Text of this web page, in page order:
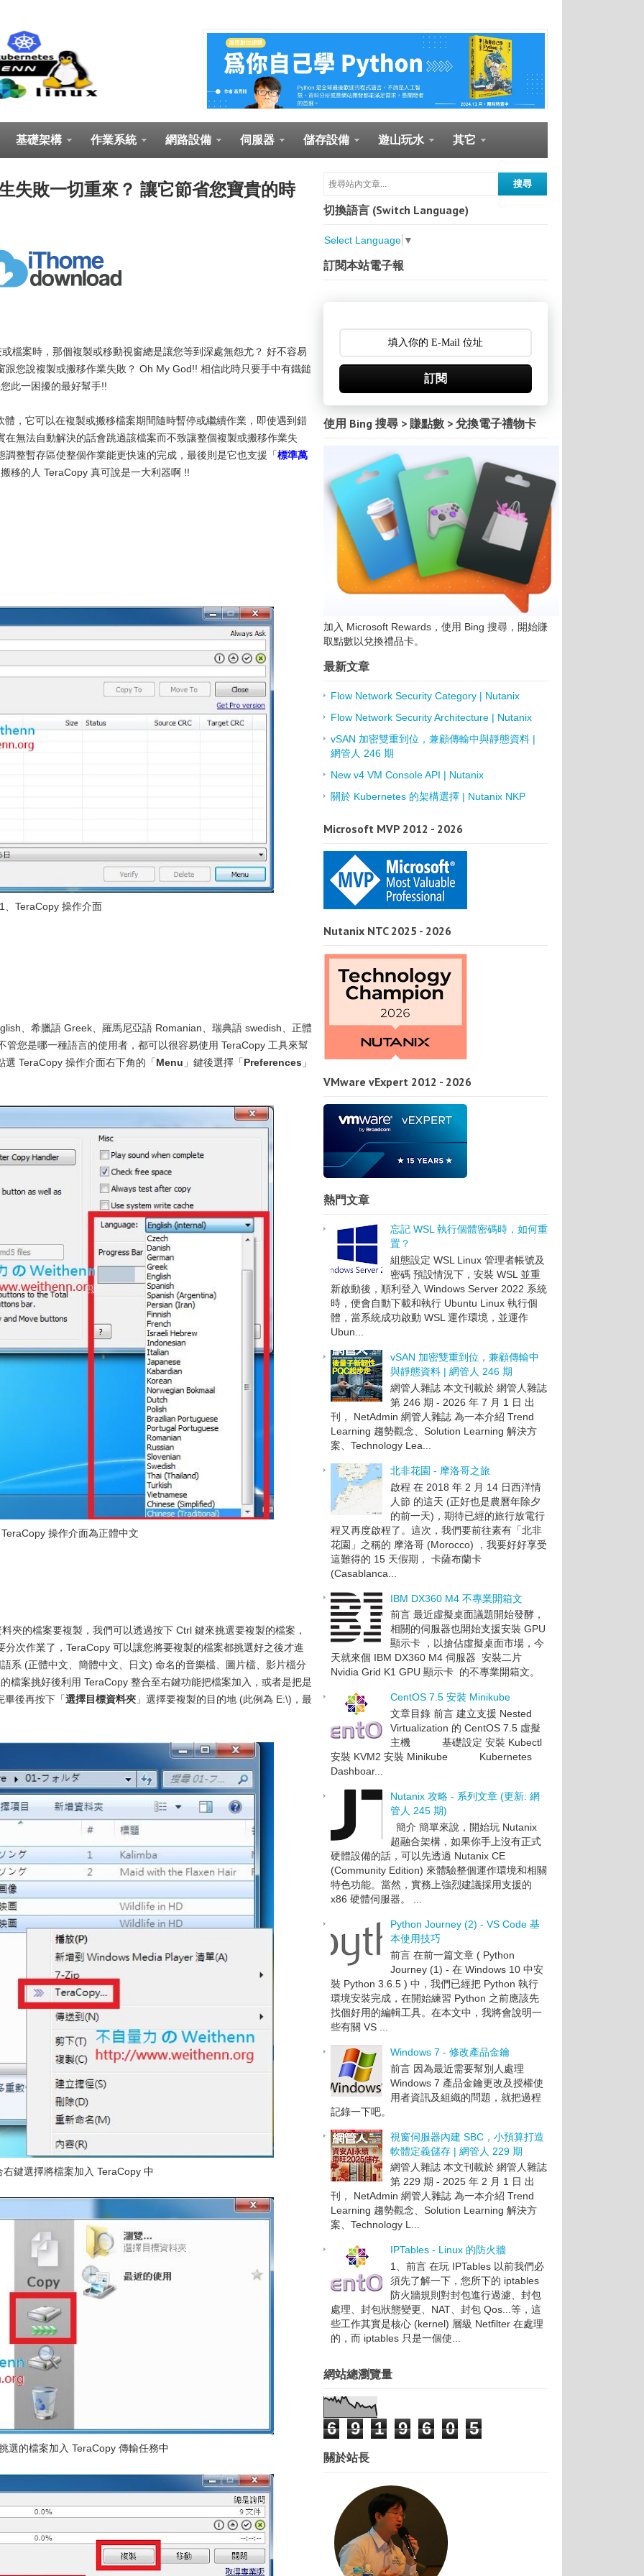
基礎架構 作業系統 網路設備 伺服器 儲存設備 遊山玩水 其它
失敗一切重來？ 讓它節省您寶貴的時
檔案時，那個複製或移動視窗總是讓您等到深處無怨尤？ 好不容易
您說複製或搬移作業失敗？ Oh My God!! 相信此時只要手中有鐵鎚
此一困擾的最好幫手!!
，它可以在複製或搬移檔案期間隨時暫停或繼續作業，即使遇到錯
無法自動解決的話會跳過該檔案而不致讓整個複製或搬移作業失
整暫存區使整個作業能更快速的完成，最後則是它也支援「標準萬
移的人 TeraCopy 真可說是一大利器啊 !!
、TeraCopy 操作介面
、希臘語 Greek、羅馬尼亞語 Romanian、瑞典語 swedish、正體
管您是哪一種語言的使用者，都可以很容易使用 TeraCopy 工具來幫
TeraCopy 操作介面右下角的「Menu 」鍵後選擇「Preferences 」
操作介面為正體中文
夾的檔案要複製，我們可以透過按下 Ctrl 鍵來挑選要複製的檔案，
次作業了，TeraCopy 可以讓您將要複製的檔案都挑選好之後才進
系 (正體中文、簡體中文、日文) 命名的音樂檔、圖片檔、影片檔分
檔案挑好後利用 TeraCopy 整合至右鍵功能把檔案加入，或者是把是
畢後再按下「選擇目標資料夾 」選擇要複製的目的地 (此例為 E:\)，最
鍵選擇將檔案加入 TeraCopy 中
選的檔案加入 TeraCopy 傳輸任務中
切換語言 (Switch Language)
Select Language ▼
訂閱本站電子報
訂閱
使用 Bing 搜尋 > 賺點數 > 兌換電子禮物卡
加入 Microsoft Rewards，使用 Bing 搜尋，開始賺
取點數以兌換禮品卡。
最新文章
Flow Network Security Category | Nutanix
Flow Network Security Architecture | Nutanix
vSAN 加密雙重到位，兼顧傳輸中與靜態資料 |
網管人 246 期
New v4 VM Console API | Nutanix
關於 Kubernetes 的架構選擇 | Nutanix NKP
Microsoft MVP 2012 - 2026
Nutanix NTC 2025 - 2026
VMware vExpert 2012 - 2026
熱門文章
忘記 WSL 執行個體密碼時，如何重
置？
組態設定 WSL Linux 管理者帳號及
密碼 預設情況下，安裝 WSL 並重
新啟動後，順利登入 Windows Server 2022 系統
時，便會自動下載和執行 Ubuntu Linux 執行個
體，當系統成功啟動 WSL 運作環境，並運作
Ubun...
vSAN 加密雙重到位，兼顧傳輸中
與靜態資料 | 網管人 246 期
網管人雜誌 本文刊載於 網管人雜誌
第 246 期 - 2026 年 7 月 1 日 出
刊， NetAdmin 網管人雜誌 為一本介紹 Trend
Learning 趨勢觀念、Solution Learning 解決方
案、Technology Lea...
北非花園 - 摩洛哥之旅
啟程 在 2018 年 2 月 14 日西洋情
人節 的這天 (正好也是農曆年除夕
的前一天)，期待已經的旅行放電行
程又再度啟程了。這次，我們要前往素有「北非
花園」之稱的 摩洛哥 (Morocco) ，我要好好享受
這難得的 15 天假期， 卡薩布蘭卡
(Casablanca...
IBM DX360 M4 不專業開箱文
前言 最近虛擬桌面議題開始發酵，
相關的伺服器也開始支援安裝 GPU
顯示卡 ，以搶佔虛擬桌面市場，今
天就來個 IBM DX360 M4 伺服器 安裝二片
Nvidia Grid K1 GPU 顯示卡 的不專業開箱文。
CentOS 7.5 安裝 Minikube
文章目錄 前言 建立支援 Nested
Virtualization 的 CentOS 7.5 虛擬
主機 基礎設定 安裝 Kubectl
安裝 KVM2 安裝 Minikube Kubernetes
Dashboar...
Nutanix 攻略 - 系列文章 (更新: 網
管人 245 期)
簡介 簡單來說，開始玩 Nutanix
超融合架構，如果你手上沒有正式
硬體設備的話，可以先透過 Nutanix CE
(Community Edition) 來體驗整個運作環境和相關
特色功能。當然，實務上強烈建議採用支援的
x86 硬體伺服器。 ...
Python Journey (2) - VS Code 基
本使用技巧
前言 在前一篇文章 ( Python
Journey (1) - 在 Windows 10 中安
裝 Python 3.6.5 ) 中，我們已經把 Python 執行
環境安裝完成，在開始練習 Python 之前應該先
找個好用的編輯工具。在本文中，我將會說明一
些有關 VS ...
Windows 7 - 修改產品金鑰
前言 因為最近需要幫別人處理
Windows 7 產品金鑰更改及授權使
用者資訊及組織的問題，就把過程
記錄一下吧。
視窗伺服器內建 SBC，小預算打造
軟體定義儲存 | 網管人 229 期
網管人雜誌 本文刊載於 網管人雜誌
第 229 期 - 2025 年 2 月 1 日 出
刊， NetAdmin 網管人雜誌 為一本介紹 Trend
Learning 趨勢觀念、Solution Learning 解決方
案、Technology L...
IPTables - Linux 的防火牆
1、前言 在玩 IPTables 以前我們必
須先了解一下，您所下的 iptables
防火牆規則對封包進行過濾、封包
處理、封包狀態變更、NAT、封包 Qos...等，這
些工作其實是核心 (kernel) 層級 Netfilter 在處理
的，而 iptables 只是一個使...
網站總瀏覽量
6 9 1 9 6 0 5
關於站長